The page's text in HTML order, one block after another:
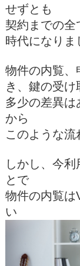
せずとも
契約までの全
時代になりま
物件の内覧、
き、鍵の受け
多少の差異
から
このような流
しかし、今
とで
物件の内覧は
い